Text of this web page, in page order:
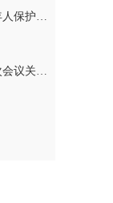
湖南省实施《中华人民共和国未成年人保护法》若干规定
湖南省第十四届人民代表大会第二次会议关于湖南省人民代表大会常务委员会工作报告的决议